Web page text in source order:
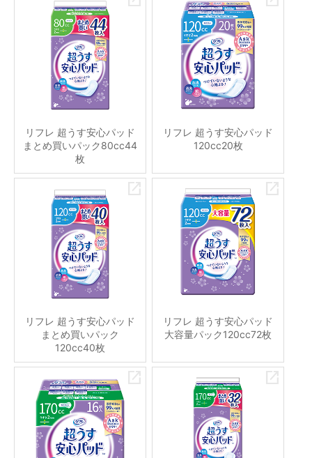
リフレ 超うす安心パッド
まとめ買いパック80cc44
枚
リフレ 超うす安心パッド
120cc20枚
リフレ 超うす安心パッド
まとめ買いパック
120cc40枚
リフレ 超うす安心パッド
大容量パック120cc72枚